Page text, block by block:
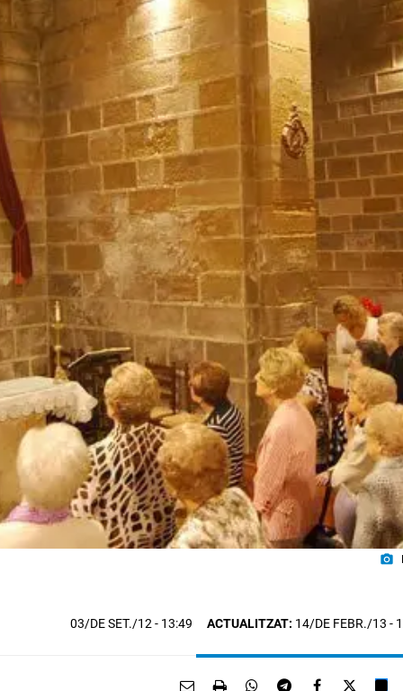
photo_camera
03/DE SET./12 - 13:49 ACTUALITZAT: 14/DE FEBR./13 -